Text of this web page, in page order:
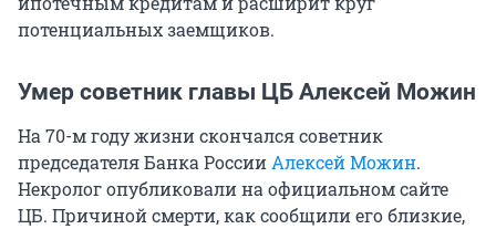
потенциальных заемщиков.
Умер советник главы ЦБ Алексей Можин
На 70-м году жизни скончался советник
председателя Банка РоссииАлексей Можин.
Некролог опубликовали на официальном сайте
ЦБ. Причиной смерти, как сообщили его близкие,